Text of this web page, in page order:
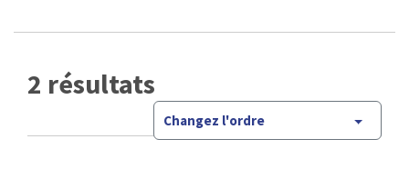
2 résultats
Changez l'ordre